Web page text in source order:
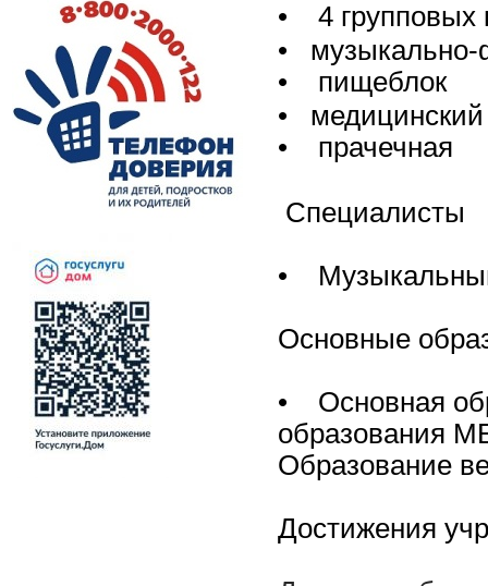
• 4 групповых
• музыкально-
• пищеблок
• медицинский
• прачечная
Специалисты
•
Основные
• Основная
образования
Образование
Достижения